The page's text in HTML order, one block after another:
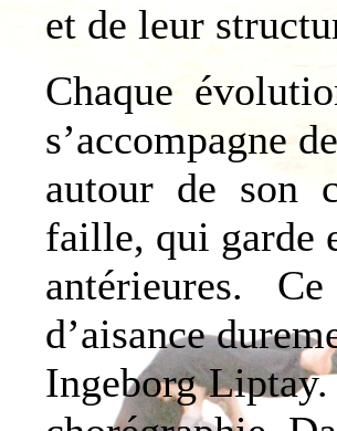
et de leur
Chaque
s’accompagne
autour de son
faille, qui garde
antérieures.
d’aisance
Ingeborg